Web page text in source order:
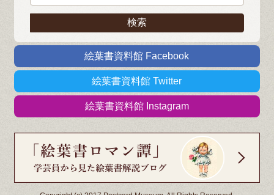
絵葉書資料館 Facebook
絵葉書資料館 Twitter
絵葉書資料館 Instagram